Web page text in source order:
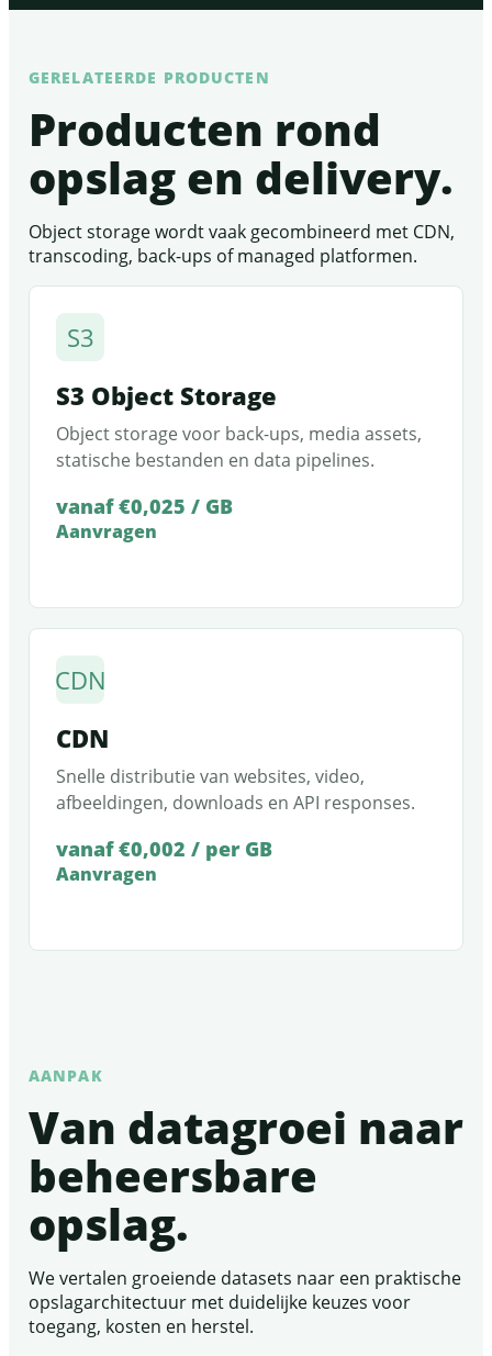
GERELATEERDE PRODUCTEN
Producten rond
opslag en delivery.
Object storage wordt vaak gecombineerd met CDN,
transcoding, back-ups of managed platformen.
S3
S3 Object Storage
Object storage voor back-ups, media assets,
statische bestanden en data pipelines.
vanaf €0,025 / GB
Aanvragen
CDN
CDN
Snelle distributie van websites, video,
afbeeldingen, downloads en API responses.
vanaf €0,002 / per GB
Aanvragen
AANPAK
Van datagroei naar
beheersbare
opslag.
We vertalen groeiende datasets naar een praktische
opslagarchitectuur met duidelijke keuzes voor
toegang, kosten en herstel.